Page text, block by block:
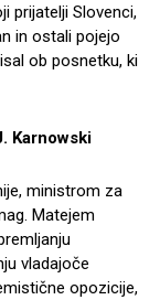
prijatelji Slovenci,
in ostali pojejo
ob posnetku, ki
Karnowski
ministrom za
Matejem
vladajoče
opozicije,